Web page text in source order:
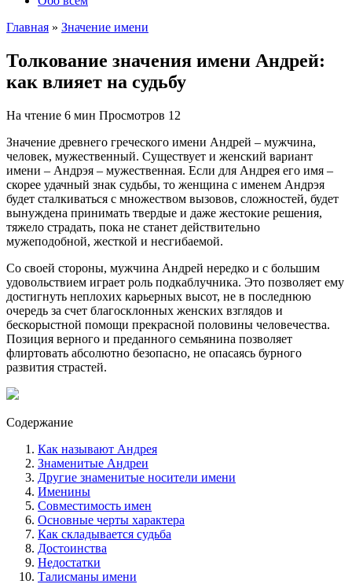
Главная » Значение имени
Толкование значения имени Андрей:
как влияет на судьбу
На чтение 6 мин Просмотров 12
Значение древнего греческого имени Андрей – мужчина,
человек, мужественный. Существует и женский вариант
имени – Андрэя – мужественная. Если для Андрея его имя –
скорее удачный знак судьбы, то женщина с именем Андрэя
будет сталкиваться с множеством вызовов, сложностей, будет
вынуждена принимать твердые и даже жестокие решения,
тяжело страдать, пока не станет действительно
мужеподобной, жесткой и несгибаемой.
Со своей стороны, мужчина Андрей нередко и с большим
удовольствием играет роль подкаблучника. Это позволяет ему
достигнуть неплохих карьерных высот, не в последнюю
очередь за счет благосклонных женских взглядов и
бескорыстной помощи прекрасной половины человечества.
Позиция верного и преданного семьянина позволяет
флиртовать абсолютно безопасно, не опасаясь бурного
развития страстей.
Содержание
Как называют Андрея
Знаменитые Андреи
Другие знаменитые носители имени
Именины
Совместимость имен
Основные черты характера
Как складывается судьба
Достоинства
Недостатки
Талисманы имени